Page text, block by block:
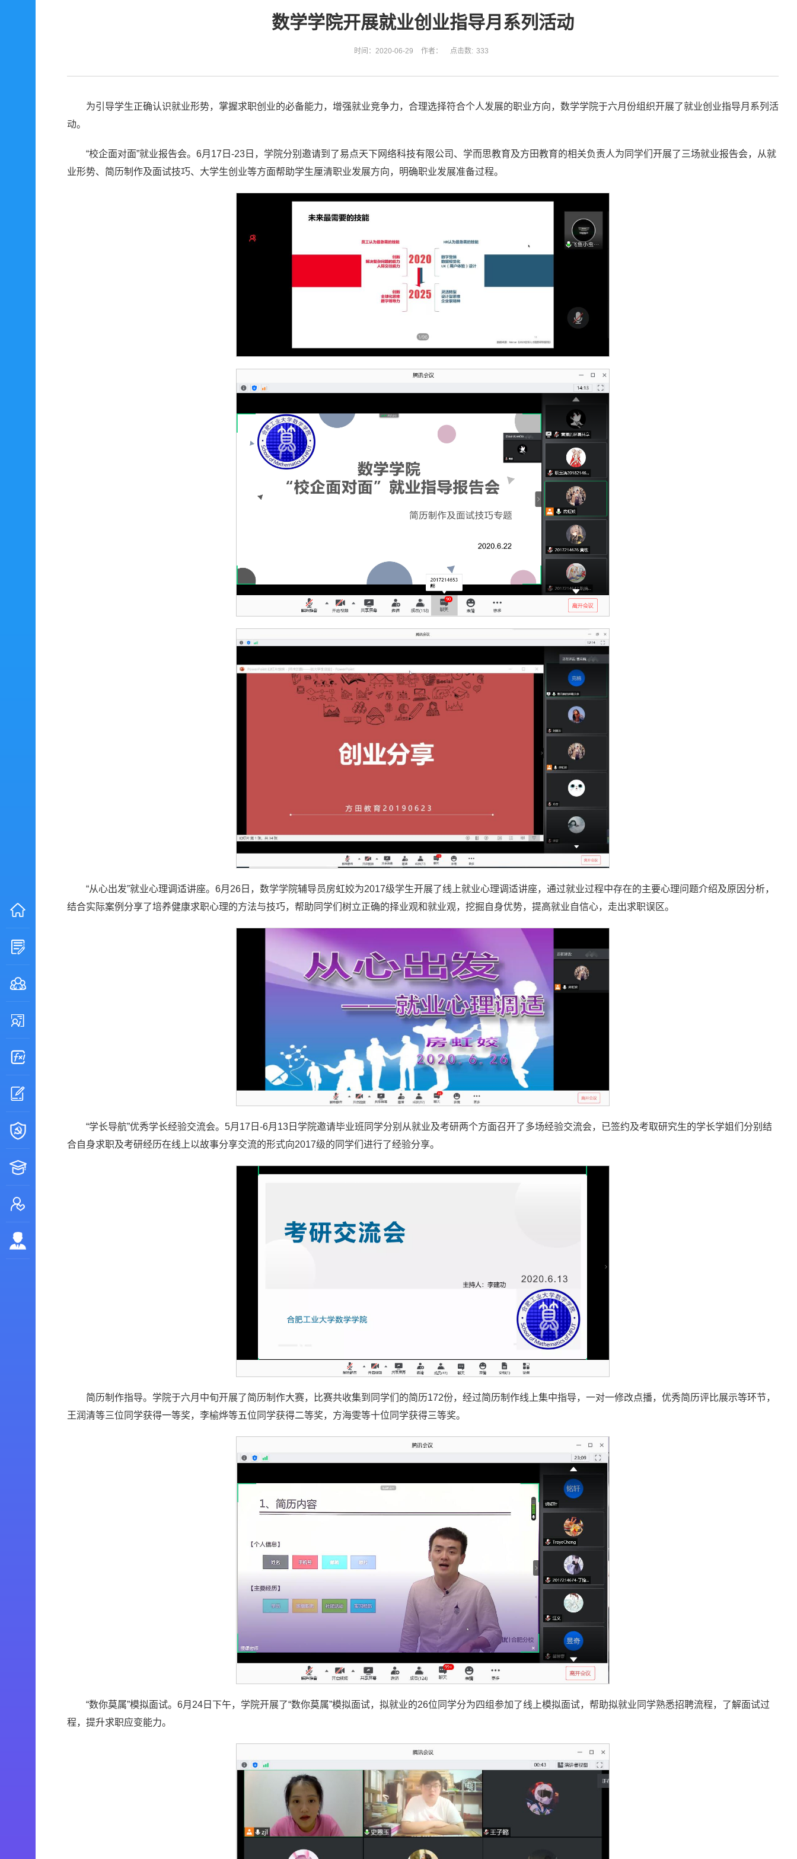
数学学院开展就业创业指导月系列活动
时间：2020-06-29 作者： 点击数: 333
为引导学生正确认识就业形势，掌握求职创业的必备能力，增强就业竞争力，合理选择符合个人发展的职业方向，数学学院于六月份组织开展了就业创业指导月系列活
动。
“校企面对面”就业报告会。6月17日-23日，学院分别邀请到了易点天下网络科技有限公司、学而思教育及方田教育的相关负责人为同学们开展了三场就业报告会，从就
业形势、简历制作及面试技巧、大学生创业等方面帮助学生厘清职业发展方向，明确职业发展准备过程。
“从心出发”就业心理调适讲座。6月26日，数学学院辅导员房虹姣为2017级学生开展了线上就业心理调适讲座，通过就业过程中存在的主要心理问题介绍及原因分析，
结合实际案例分享了培养健康求职心理的方法与技巧，帮助同学们树立正确的择业观和就业观，挖掘自身优势，提高就业自信心，走出求职误区。
“学长导航”优秀学长经验交流会。5月17日-6月13日学院邀请毕业班同学分别从就业及考研两个方面召开了多场经验交流会，已签约及考取研究生的学长学姐们分别结
合自身求职及考研经历在线上以故事分享交流的形式向2017级的同学们进行了经验分享。
简历制作指导。学院于六月中旬开展了简历制作大赛，比赛共收集到同学们的简历172份，经过简历制作线上集中指导，一对一修改点播，优秀简历评比展示等环节，
王润清等三位同学获得一等奖，李榆烨等五位同学获得二等奖，方海雯等十位同学获得三等奖。
“数你莫属”模拟面试。6月24日下午，学院开展了“数你莫属”模拟面试，拟就业的26位同学分为四组参加了线上模拟面试，帮助拟就业同学熟悉招聘流程，了解面试过
程，提升求职应变能力。